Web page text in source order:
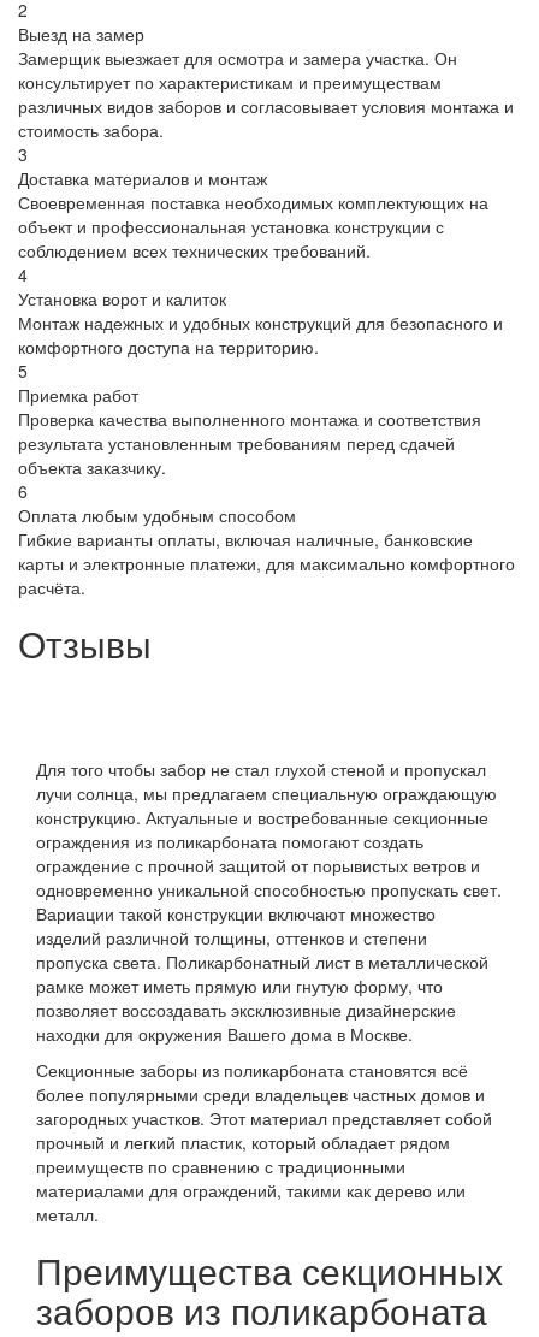
2
Выезд на замер
Замерщик выезжает для осмотра и замера участка. Он
консультирует по характеристикам и преимуществам
различных видов заборов и согласовывает условия монтажа и
стоимость забора.
3
Доставка материалов и монтаж
Своевременная поставка необходимых комплектующих на
объект и профессиональная установка конструкции с
соблюдением всех технических требований.
4
Установка ворот и калиток
Монтаж надежных и удобных конструкций для безопасного и
комфортного доступа на территорию.
5
Приемка работ
Проверка качества выполненного монтажа и соответствия
результата установленным требованиям перед сдачей
объекта заказчику.
6
Оплата любым удобным способом
Гибкие варианты оплаты, включая наличные, банковские
карты и электронные платежи, для максимально комфортного
расчёта.
Отзывы
Для того чтобы забор не стал глухой стеной и пропускал
лучи солнца, мы предлагаем специальную ограждающую
конструкцию. Актуальные и востребованные секционные
ограждения из поликарбоната помогают создать
ограждение с прочной защитой от порывистых ветров и
одновременно уникальной способностью пропускать свет.
Вариации такой конструкции включают множество
изделий различной толщины, оттенков и степени
пропуска света. Поликарбонатный лист в металлической
рамке может иметь прямую или гнутую форму, что
позволяет воссоздавать эксклюзивные дизайнерские
находки для окружения Вашего дома в Москве.
Секционные заборы из поликарбоната становятся всё
более популярными среди владельцев частных домов и
загородных участков. Этот материал представляет собой
прочный и легкий пластик, который обладает рядом
преимуществ по сравнению с традиционными
материалами для ограждений, такими как дерево или
металл.
Преимущества секционных
заборов из поликарбоната